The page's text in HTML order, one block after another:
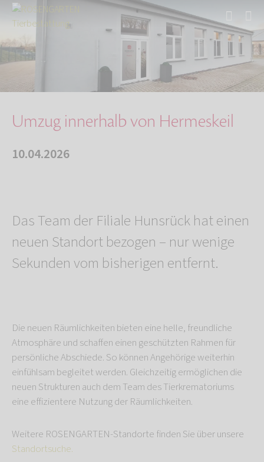
Start Umzug innerhalb von Hermeskeil
Umzug innerhalb von Hermeskeil
10.04.2026
Das Team der Filiale Hunsrück hat einen
neuen Standort bezogen – nur wenige
Sekunden vom bisherigen entfernt.
Die neuen Räumlichkeiten bieten eine helle, freundliche
Atmosphäre und schaffen einen geschützten Rahmen für
persönliche Abschiede. So können Angehörige weiterhin
einfühlsam begleitet werden. Gleichzeitig ermöglichen die
neuen Strukturen auch dem Team des Tierkrematoriums
eine effizientere Nutzung der Räumlichkeiten.
Weitere ROSENGARTEN-Standorte finden Sie über unsere
Standortsuche.